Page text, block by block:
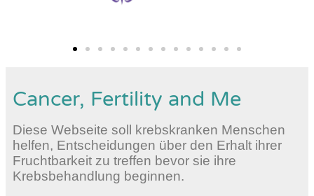
Cancer, Fertility and Me
Diese Webseite soll krebskranken Menschen
helfen, Entscheidungen über den Erhalt ihrer
Fruchtbarkeit zu treffen bevor sie ihre
Krebsbehandlung beginnen.